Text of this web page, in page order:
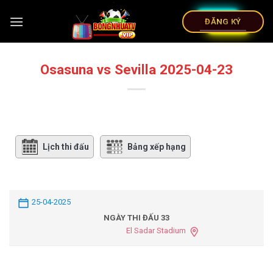
ĐĂNG KÝ
Osasuna vs Sevilla 2025-04-23
Lịch thi đấu Bảng xếp hạng
25-04-2025
NGÀY THI ĐẤU 33
El Sadar Stadium